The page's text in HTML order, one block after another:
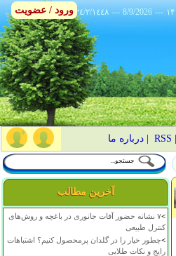
٢٤/٢/١٤٤٨ --- 8/9/2026 ---
RSS
|درباره ما
آخرین مطالب
>
۷ نشانه حضور آفات جانوری در باغچه و روش‌های
کنترل طبیعی
>چطور خیار را در گلدان پرمحصول کنیم؟ اشتباهات
رایج و نکات طلایی
ورود / عضویت